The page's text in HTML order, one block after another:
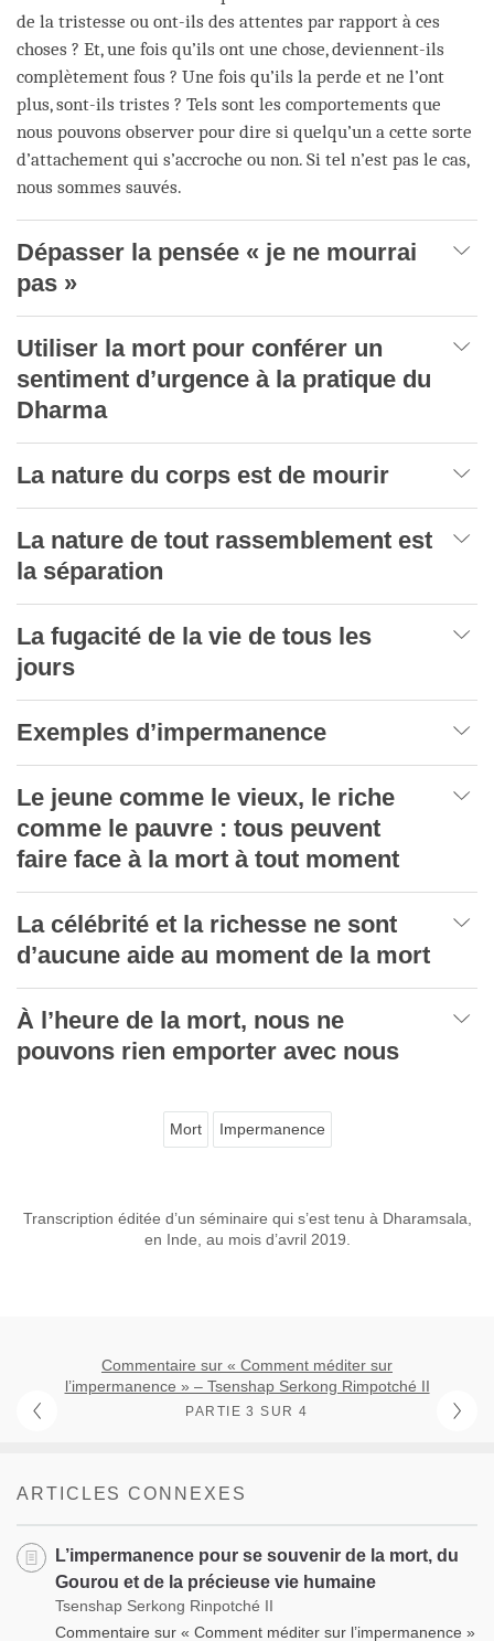
de la tristesse ou ont-ils des attentes par rapport à ces
choses ? Et, une fois qu’ils ont une chose, deviennent-ils
complètement fous ? Une fois qu’ils la perde et ne l’ont
plus, sont-ils tristes ? Tels sont les comportements que
nous pouvons observer pour dire si quelqu’un a cette sorte
d’attachement qui s’accroche ou non. Si tel n’est pas le cas,
nous sommes sauvés.
Dépasser la pensée « je ne mourrai
pas »
Utiliser la mort pour conférer un
sentiment d’urgence à la pratique du
Dharma
La nature du corps est de mourir
La nature de tout rassemblement est
la séparation
La fugacité de la vie de tous les
jours
Exemples d’impermanence
Le jeune comme le vieux, le riche
comme le pauvre : tous peuvent
faire face à la mort à tout moment
La célébrité et la richesse ne sont
d’aucune aide au moment de la mort
À l’heure de la mort, nous ne
pouvons rien emporter avec nous
Mort Impermanence
Transcription éditée d’un séminaire qui s’est tenu à Dharamsala,
en Inde, au mois d’avril 2019.
Commentaire sur « Comment méditer sur
l’impermanence » – Tsenshap Serkong Rimpotché II
PARTIE 3 SUR 4
ARTICLES CONNEXES
L’impermanence pour se souvenir de la mort, du
Gourou et de la précieuse vie humaine
Tsenshap Serkong Rinpotché II
Commentaire sur « Comment méditer sur l’impermanence »